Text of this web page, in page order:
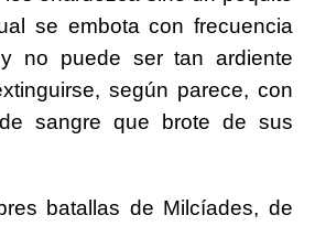
se embota con frecuencia
no puede ser tan ardiente
según parece, con
sangre que brote de sus
batallas de Milcíades, de